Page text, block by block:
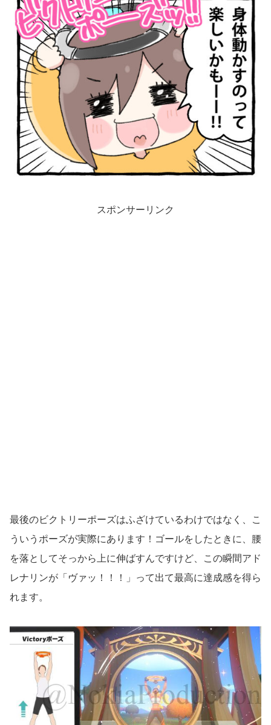
スポンサーリンク
最後のビクトリーポーズはふざけているわけではなく、こ
ういうポーズが実際にあります！ゴールをしたときに、腰
を落としてそっから上に伸ばすんですけど、この瞬間アド
レナリンが「ヴァッ！！！」って出て最高に達成感を得ら
れます。